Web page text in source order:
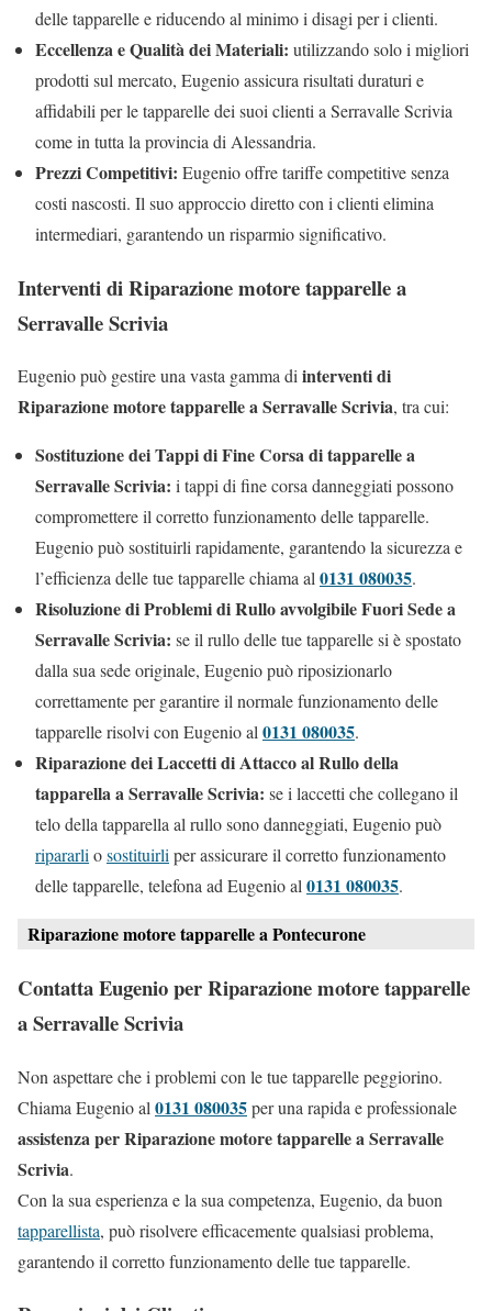
delle tapparelle e riducendo al minimo i disagi per i clienti.
Eccellenza e Qualità dei Materiali: utilizzando solo i migliori
prodotti sul mercato, Eugenio assicura risultati duraturi e
affidabili per le tapparelle dei suoi clienti a Serravalle Scrivia
come in tutta la provincia di Alessandria.
Prezzi Competitivi: Eugenio offre tariffe competitive senza
costi nascosti. Il suo approccio diretto con i clienti elimina
intermediari, garantendo un risparmio significativo.
Interventi di Riparazione motore tapparelle a
Serravalle Scrivia
Eugenio può gestire una vasta gamma diinterventi di
Riparazione motore tapparelle a Serravalle Scrivia, tra cui:
Sostituzione dei Tappi di Fine Corsa di tapparelle a
Serravalle Scrivia: i tappi di fine corsa danneggiati possono
compromettere il corretto funzionamento delle tapparelle.
Eugenio può sostituirli rapidamente, garantendo la sicurezza e
l’efficienza delle tue tapparelle chiama al0131 080035.
Risoluzione di Problemi di Rullo avvolgibile Fuori Sede a
Serravalle Scrivia: se il rullo delle tue tapparelle si è spostato
dalla sua sede originale, Eugenio può riposizionarlo
correttamente per garantire il normale funzionamento delle
tapparelle risolvi con Eugenio al0131 080035.
Riparazione dei Laccetti di Attacco al Rullo della
tapparella a Serravalle Scrivia: se i laccetti che collegano il
telo della tapparella al rullo sono danneggiati, Eugenio può
ripararliosostituirliper assicurare il corretto funzionamento
delle tapparelle, telefona ad Eugenio al0131 080035.
Riparazione motore tapparelle a Pontecurone
Contatta Eugenio per Riparazione motore tapparelle
a Serravalle Scrivia
Non aspettare che i problemi con le tue tapparelle peggiorino.
Chiama Eugenio al 0131 080035per una rapida e professionale
assistenza per Riparazione motore tapparelle a Serravalle
Scrivia.
Con la sua esperienza e la sua competenza, Eugenio, da buon
tapparellista, può risolvere efficacemente qualsiasi problema,
garantendo il corretto funzionamento delle tue tapparelle.